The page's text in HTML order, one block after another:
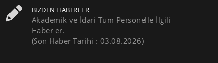
BIZDEN HABERLER
Akademik ve İdari Tüm Personelle İlgili
Haberler.
(Son Haber Tarihi : 03.08.2026)